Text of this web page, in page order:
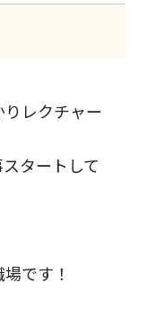
レクチャー
タートして
です！